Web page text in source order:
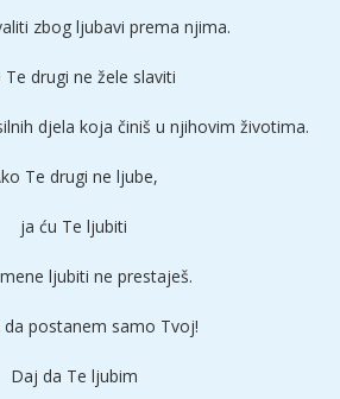
zbog ljubavi prema njima.
Te drugi ne žele slaviti
djela koja činiš u njihovim životima.
Te drugi ne ljube,
ja ću Te ljubiti
ljubiti ne prestaješ.
da postanem samo Tvoj!
Daj da Te ljubim